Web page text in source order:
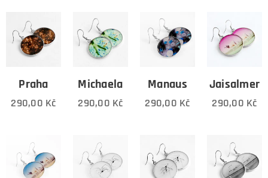
Praha
290,00 Kč
Michaela
290,00 Kč
Manaus
290,00 Kč
Jaisalmer
290,00 Kč